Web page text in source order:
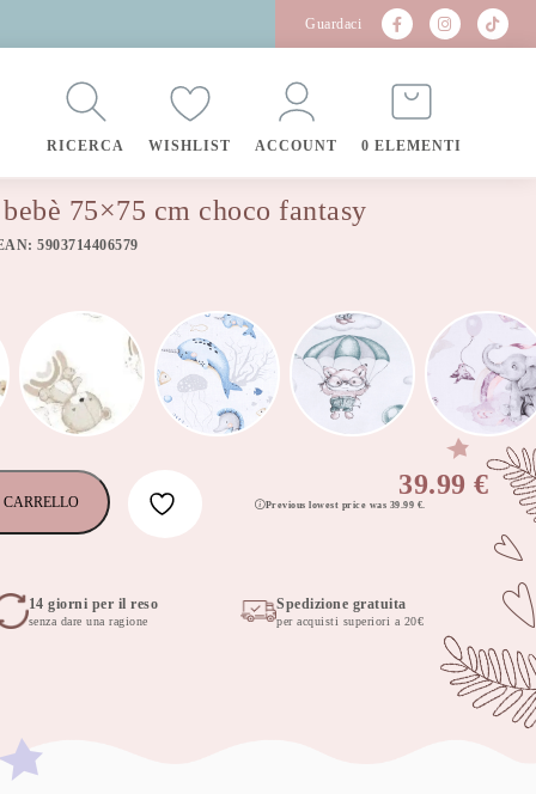
Guardaci
RICERCA WISHLIST ACCOUNT 0 ELEMENTI
75×75 cm choco fantasy
5903714406579
39.99€
Previous lowest price was 39.99 €.
14 giorni per il reso
senza dare una ragione
Spedizione gratuita
per acquisti superiori a 20€